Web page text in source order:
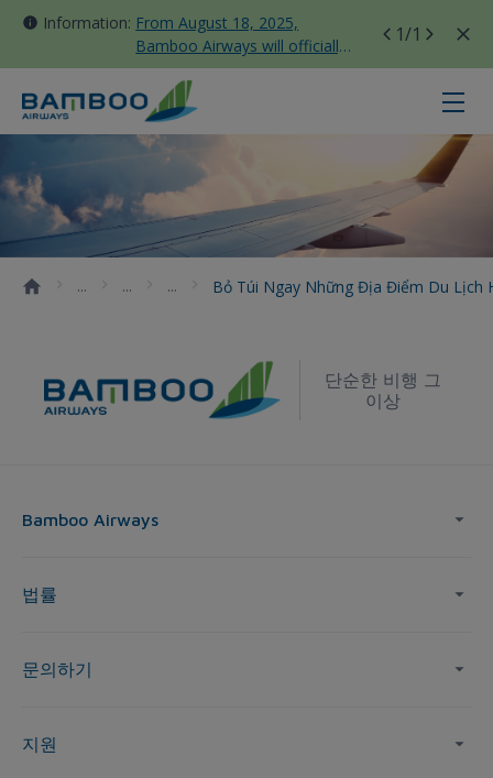
Information: From August 18, 2025,
Bamboo Airways will officially
move all domestic flights to
Tan Son Nhat Terminal T3
1/1
Bỏ túi ngay những địa điểm du
Bỏ Túi Ngay Những Địa Điểm Du Lịch
단순한 비행 그
이상
Bamboo Airways
법률
문의하기
지원